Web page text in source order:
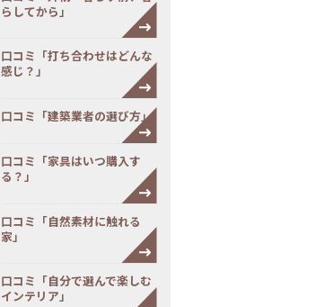
らしてから」
口コミ「打ち合わせはどんな
感じ？」
口コミ「建築業者の選び方」
口コミ「家具はいつ購入す
る？」
口コミ「自然素材に触れる
家」
口コミ「自分で選んで楽しむ
インテリア」